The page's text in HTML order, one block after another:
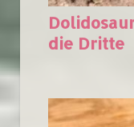
die Dritte